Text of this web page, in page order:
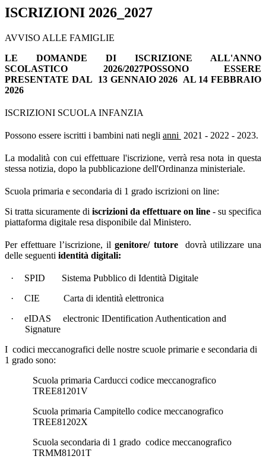
ISCRIZIONI 2026_2027
AVVISO ALLE FAMIGLIE
LE DOMANDE DI ISCRIZIONE ALL'ANNO
SCOLASTICO 2026/2027POSSONO ESSERE
PRESENTATE DAL 13 GENNAIO 2026 AL 14 FEBBRAIO
2026
ISCRIZIONI SCUOLA INFANZIA
Possono essere iscritti i bambini nati negli anni 2021 - 2022 - 2023.
La modalità con cui effettuare l'iscrizione, verrà resa nota in questa
stessa notizia, dopo la pubblicazione dell'Ordinanza ministeriale.
Scuola primaria e secondaria di 1 grado iscrizioni on line:
Si tratta sicuramente di iscrizioni da effettuare on line - su specifica
piattaforma digitale resa disponibile dal Ministero.
Per effettuare l’iscrizione, ilgenitore/ tutoredovrà utilizzare una
delle seguenti identità digitali:
·
SPID Sistema Pubblico di Identità Digitale
·
CIE Carta di identità elettronica
·
eIDAS electronic IDentification Authentication and
Signature
I codici meccanografici delle nostre scuole primarie e secondaria di
1 grado sono:
Scuola primaria Carducci codice meccanografico
TREE81201V
Scuola primaria Campitello codice meccanografico
TREE81202X
Scuola secondaria di 1 grado codice meccanografico
TRMM81201T